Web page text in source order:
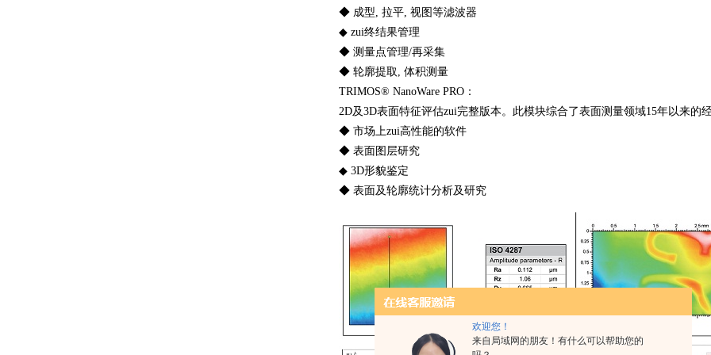
欢迎您！
来自局域网的朋友！有什么可以帮助您的
◆ 成型, 拉平, 视图等滤波器
◆ zui终结果管理
◆ 测量点管理/再采集
◆ 轮廓提取, 体积测量
TRIMOS® NanoWare PRO：
2D及3D表面特征评估zui完整版本。此模块综合了表面测量领域15年以来的
◆ 市场上zui高性能的软件
◆ 表面图层研究
◆ 3D形貌鉴定
◆ 表面及轮廓统计分析及研究